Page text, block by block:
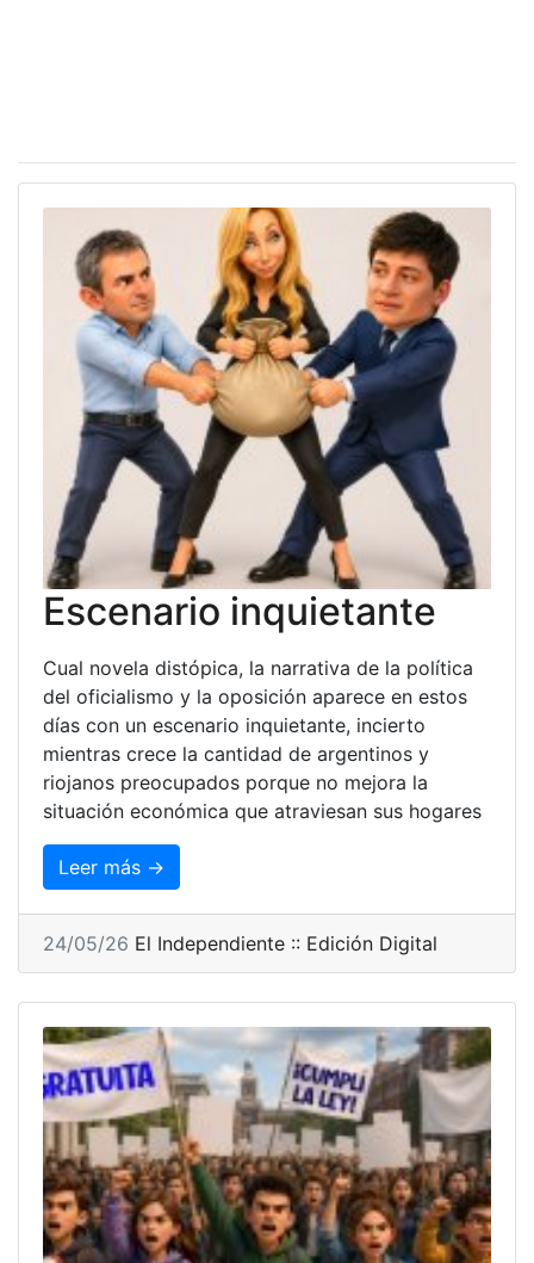
Escenario inquietante
Cual novela distópica, la narrativa de la política
del oficialismo y la oposición aparece en estos
días con un escenario inquietante, incierto
mientras crece la cantidad de argentinos y
riojanos preocupados porque no mejora la
situación económica que atraviesan sus hogares
Leer más →
24/05/26 El Independiente :: Edición Digital